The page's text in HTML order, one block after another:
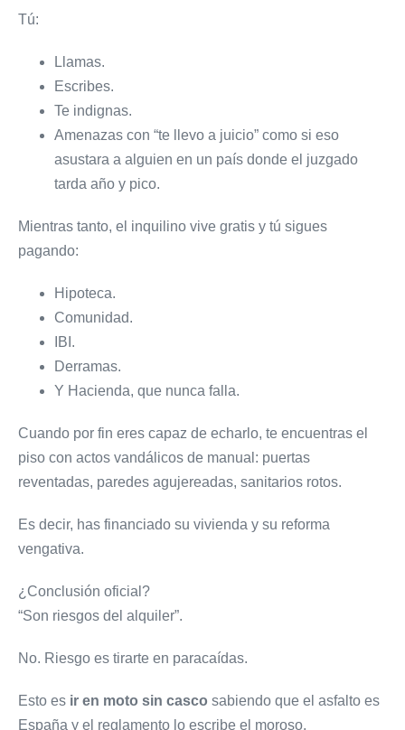
Tú:
Llamas.
Escribes.
Te indignas.
Amenazas con “te llevo a juicio” como si eso
asustara a alguien en un país donde el juzgado
tarda año y pico.
Mientras tanto, el inquilino vive gratis y tú sigues
pagando:
Hipoteca.
Comunidad.
IBI.
Derramas.
Y Hacienda, que nunca falla.
Cuando por fin eres capaz de echarlo, te encuentras el
piso con actos vandálicos de manual: puertas
reventadas, paredes agujereadas, sanitarios rotos.
Es decir, has financiado su vivienda y su reforma
vengativa.
¿Conclusión oficial?
“Son riesgos del alquiler”.
No. Riesgo es tirarte en paracaídas.
Esto es ir en moto sin casco sabiendo que el asfalto es
España y el reglamento lo escribe el moroso.